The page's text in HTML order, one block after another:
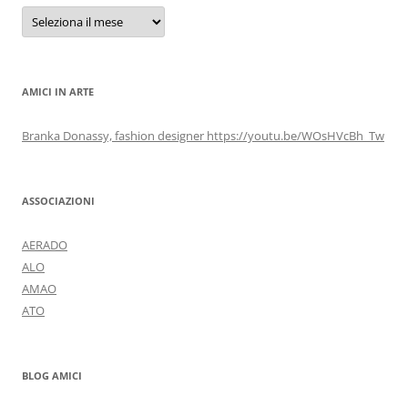
Archivi
AMICI IN ARTE
Branka Donassy, fashion designer https://youtu.be/WOsHVcBh_Tw
ASSOCIAZIONI
AERADO
ALO
AMAO
ATO
BLOG AMICI